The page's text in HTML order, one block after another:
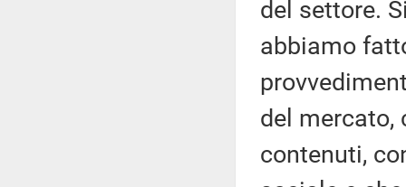
del settore.
abbiamo
del mercato,
contenuti,